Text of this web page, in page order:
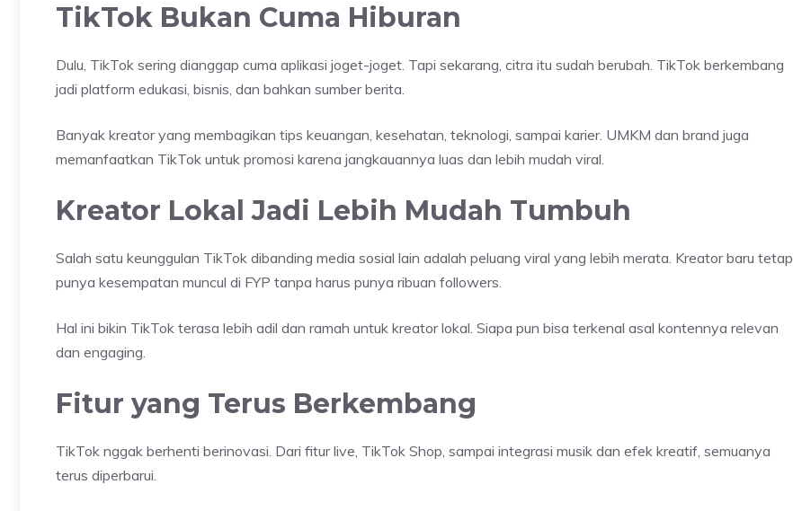
TikTok Bukan Cuma Hiburan
Dulu, TikTok sering dianggap cuma aplikasi joget-joget. Tapi sekarang, citra itu sudah berubah. TikTok berkembang
jadi platform edukasi, bisnis, dan bahkan sumber berita.
Banyak kreator yang membagikan tips keuangan, kesehatan, teknologi, sampai karier. UMKM dan brand juga
memanfaatkan TikTok untuk promosi karena jangkauannya luas dan lebih mudah viral.
Kreator Lokal Jadi Lebih Mudah Tumbuh
Salah satu keunggulan TikTok dibanding media sosial lain adalah peluang viral yang lebih merata. Kreator baru tetap
punya kesempatan muncul di FYP tanpa harus punya ribuan followers.
Hal ini bikin TikTok terasa lebih adil dan ramah untuk kreator lokal. Siapa pun bisa terkenal asal kontennya relevan
dan engaging.
Fitur yang Terus Berkembang
TikTok nggak berhenti berinovasi. Dari fitur live, TikTok Shop, sampai integrasi musik dan efek kreatif, semuanya
terus diperbarui.